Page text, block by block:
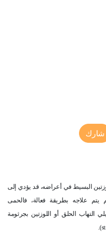
Article
شارك
البسيط في أعراضه، قد يؤدي إلى
يتم علاجه بطريقة فعالة، فالحمى
التهاب الحلق أو اللوزتين بجرثومة
).